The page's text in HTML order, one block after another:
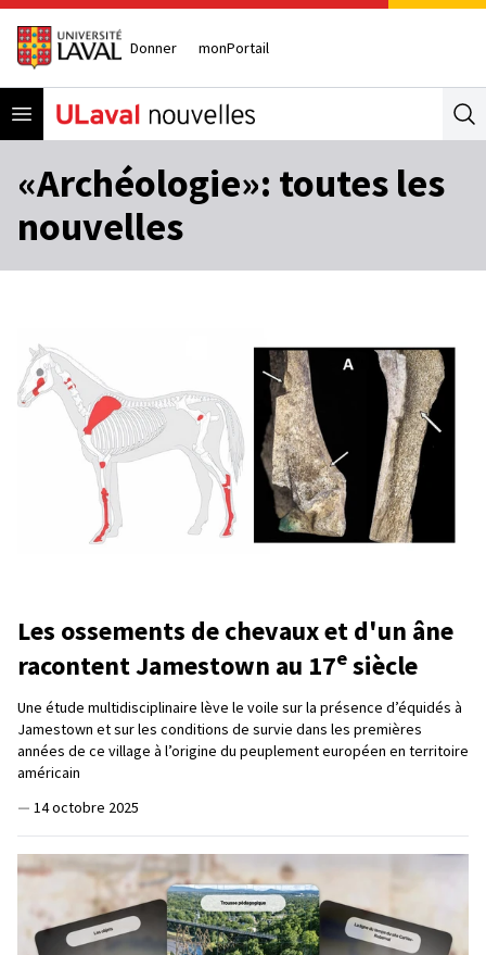
Donner monPortail
Open menu
«Archéologie»: toutes les
nouvelles
Les ossements de chevaux et d'un âne
racontent Jamestown au 17e siècle
Une étude multidisciplinaire lève le voile sur la présence d’équidés à
Jamestown et sur les conditions de survie dans les premières
années de ce village à l’origine du peuplement européen en territoire
américain
— 14 octobre 2025